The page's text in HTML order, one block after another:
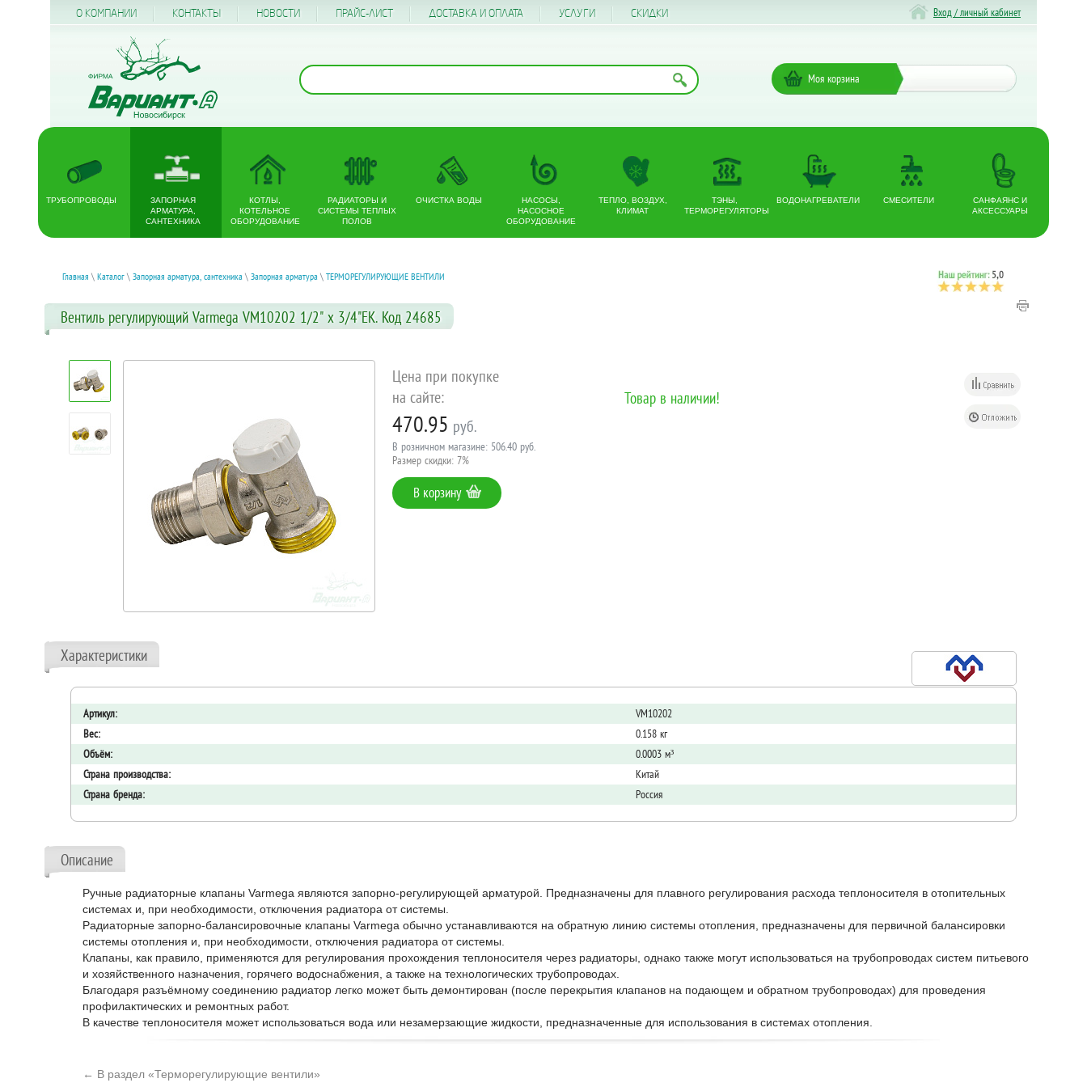
О КОМПАНИИ КОНТАКТЫ НОВОСТИ ПРАЙС-ЛИСТ ДОСТАВКА И ОПЛАТА УСЛУГИ CКИДКИ Вход / личный кабинет
Моя корзина
ТРУБОПРОВОДЫ
ЗАПОРНАЯ
АРМАТУРА,
САНТЕХНИКА
КОТЛЫ,
КОТЕЛЬНОЕ
ОБОРУДОВАНИЕ
РАДИАТОРЫ И
СИСТЕМЫ ТЕПЛЫХ
ПОЛОВ
ОЧИСТКА ВОДЫ
НАСОСЫ,
НАСОСНОЕ
ОБОРУДОВАНИЕ
ТЕПЛО, ВОЗДУХ,
КЛИМАТ
ТЭНЫ,
ТЕРМОРЕГУЛЯТОРЫ
ВОДОНАГРЕВАТЕЛИ СМЕСИТЕЛИ
САНФАЯНС И
АКСЕССУАРЫ
Главная \ Каталог \ Запорная арматура, сантехника \ Запорная арматура \ ТЕРМОРЕГУЛИРУЮЩИЕ ВЕНТИЛИ
Вентиль регулирующий Varmega VM10202 1/2" x 3/4"EK. Код 24685
Товар в наличии!
Цена при покупке
на сайте:
470.95 руб.
В розничном магазине: 506.40 руб.
Размер скидки: 7%
В корзину
Характеристики
Артикул:
VM10202
Вес:
0.158 кг
Объём:
0.0003 м³
Страна производства:
Китай
Страна бренда:
Россия
Описание
Ручные радиаторные клапаны Varmega являются запорно-регулирующей арматурой. Предназначены для плавного регулирования расхода теплоносителя в отопительных
системах и, при необходимости, отключения радиатора от системы.
Радиаторные запорно-балансировочные клапаны Varmega обычно устанавливаются на обратную линию системы отопления, предназначены для первичной балансировки
системы отопления и, при необходимости, отключения радиатора от системы.
Клапаны, как правило, применяются для регулирования прохождения теплоносителя через радиаторы, однако также могут использоваться на трубопроводах систем питьевого
и хозяйственного назначения, горячего водоснабжения, а также на технологических трубопроводах.
Благодаря разъёмному соединению радиатор легко может быть демонтирован (после перекрытия клапанов на подающем и обратном трубопроводах) для проведения
профилактических и ремонтных работ.
В качестве теплоносителя может использоваться вода или незамерзающие жидкости, предназначенные для использования в системах отопления.
← В раздел «Терморегулирующие вентили»